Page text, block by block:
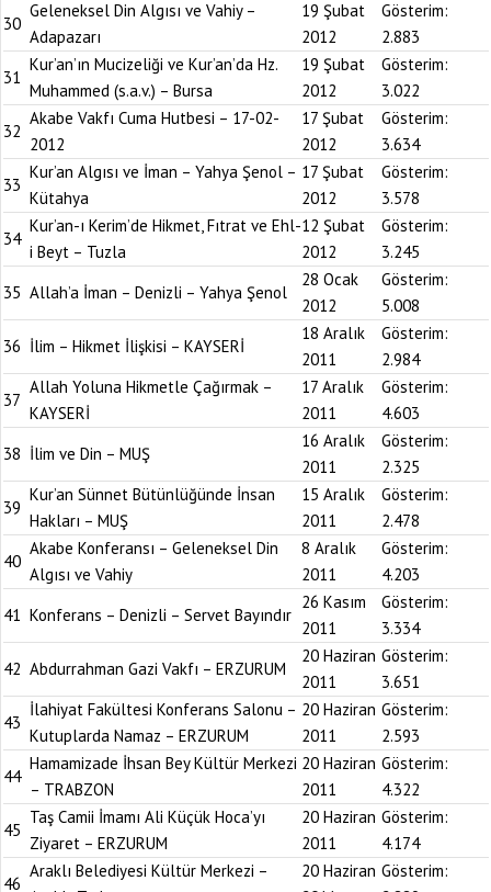
30
Geleneksel Din Algısı ve Vahiy –
Adapazarı
19 Şubat
2012
Gösterim:
2.883
31
Kur’an’ın Mucizeliği ve Kur’an’da Hz.
Muhammed (s.a.v.) – Bursa
19 Şubat
2012
Gösterim:
3.022
32
Akabe Vakfı Cuma Hutbesi – 17-02-
2012
17 Şubat
2012
Gösterim:
3.634
33
Kur’an Algısı ve İman – Yahya Şenol –
Kütahya
17 Şubat
2012
Gösterim:
3.578
34
Kur’an-ı Kerim’de Hikmet, Fıtrat ve Ehl-
i Beyt – Tuzla
12 Şubat
2012
Gösterim:
3.245
35 Allah’a İman – Denizli – Yahya Şenol
28 Ocak
2012
Gösterim:
5.008
36 İlim – Hikmet İlişkisi – KAYSERİ
18 Aralık
2011
Gösterim:
2.984
37
Allah Yoluna Hikmetle Çağırmak –
KAYSERİ
17 Aralık
2011
Gösterim:
4.603
38 İlim ve Din – MUŞ
16 Aralık
2011
Gösterim:
2.325
39
Kur’an Sünnet Bütünlüğünde İnsan
Hakları – MUŞ
15 Aralık
2011
Gösterim:
2.478
40
Akabe Konferansı – Geleneksel Din
Algısı ve Vahiy
8 Aralık
2011
Gösterim:
4.203
41 Konferans – Denizli – Servet Bayındır
26 Kasım
2011
Gösterim:
3.334
42 Abdurrahman Gazi Vakfı – ERZURUM
20 Haziran
2011
Gösterim:
3.651
43
İlahiyat Fakültesi Konferans Salonu –
Kutuplarda Namaz – ERZURUM
20 Haziran
2011
Gösterim:
2.593
44
Hamamizade İhsan Bey Kültür Merkezi
– TRABZON
20 Haziran
2011
Gösterim:
4.322
45
Taş Camii İmamı Ali Küçük Hoca’yı
Ziyaret – ERZURUM
20 Haziran
2011
Gösterim:
4.174
46
Araklı Belediyesi Kültür Merkezi –
20 Haziran Gösterim: